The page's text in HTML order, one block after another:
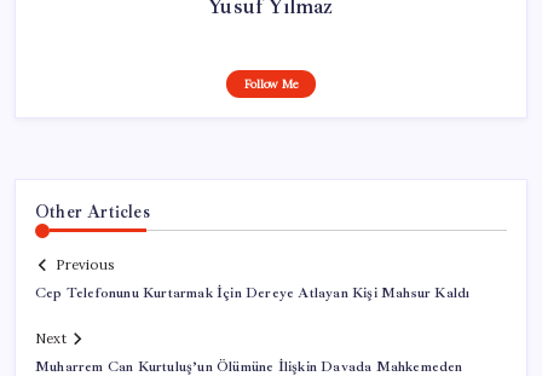
Yusuf Yılmaz
Follow Me
Other Articles
Previous
Cep Telefonunu Kurtarmak İçin Dereye Atlayan Kişi Mahsur Kaldı
Next
Muharrem Can Kurtuluş’un Ölümüne İlişkin Davada Mahkemeden